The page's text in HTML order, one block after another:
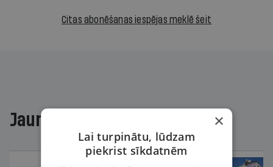
Citas abonēšanas iespējas meklē šeit
Jaunākajā žurnālā ×
Lai turpinātu, lūdzam
piekrist sīkdatnēm